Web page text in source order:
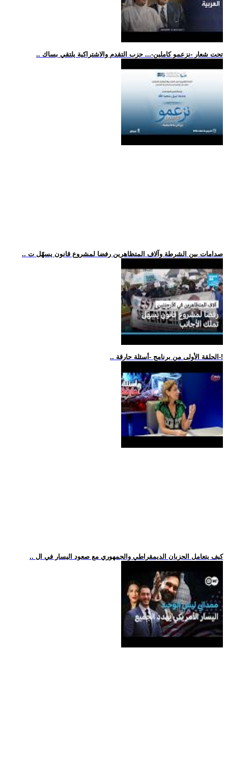
.. تحت شعار -نزعمو كاملين-... حزب التقدم والاشتراكية يلتقي بساك
.. صدامات بين الشرطة وآلاف المتظاهرين رفضا لمشروع قانون يسهّل ت
.. الحلقة الأولى من برنامج -أسئلة حارقة-!
.. كيف يتعامل الحزبان الديمقراطي والجمهوري مع صعود اليسار في ال